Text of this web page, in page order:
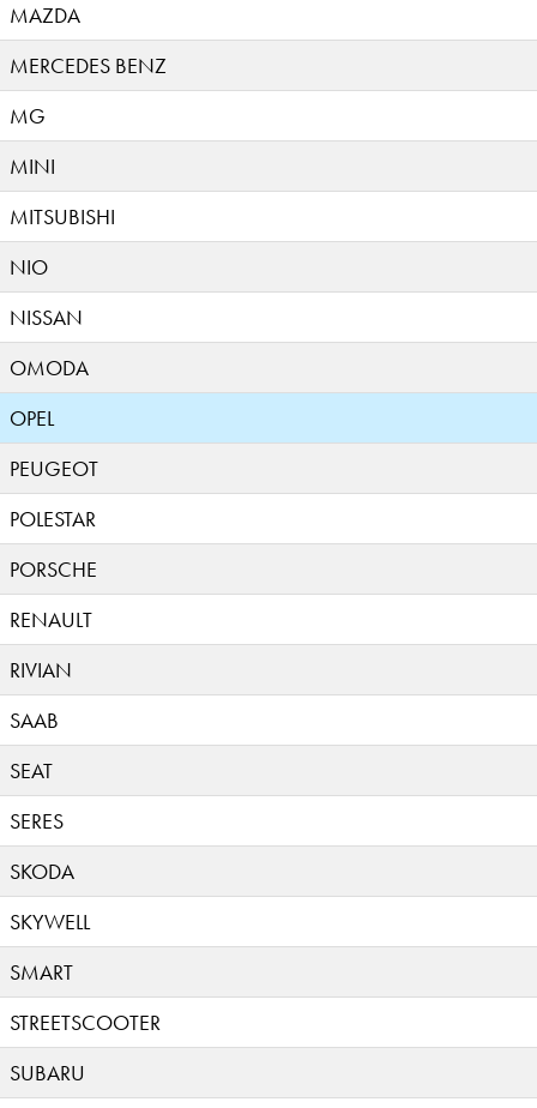
MAZDA
MERCEDES BENZ
MG
MINI
MITSUBISHI
NIO
NISSAN
OMODA
OPEL
PEUGEOT
POLESTAR
PORSCHE
RENAULT
RIVIAN
SAAB
SEAT
SERES
SKODA
SKYWELL
SMART
STREETSCOOTER
SUBARU